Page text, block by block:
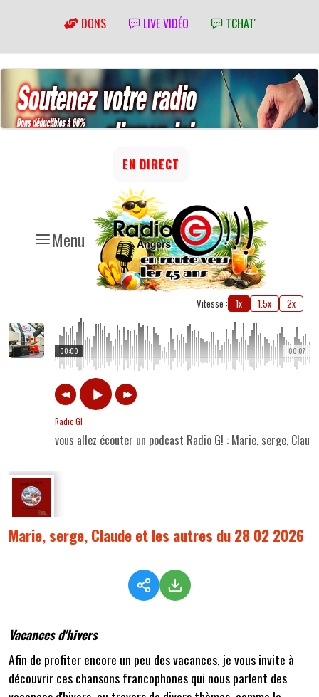
DONS LIVE VIDÉO TCHAT'
Menu
EN DIRECT
Vitesse : 1x 1.5x 2x
00:07
00:00
Radio G!
vous allez écouter un podcast Radio G! : Marie, serge,
Marie, serge, Claude et les autres du 28 02 2026
Vacances d'hivers
Afin de profiter encore un peu des vacances, je vous invite à
découvrir ces chansons francophones qui nous parlent des